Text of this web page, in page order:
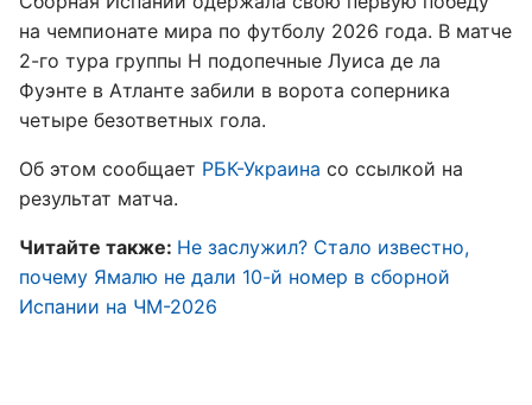
на чемпионате мира по футболу 2026 года. В матче
2-го тура группы H подопечные Луиса де ла
Фуэнте в Атланте забили в ворота соперника
четыре безответных гола.
Об этом сообщает РБК-Украина со ссылкой на
результат матча.
Читайте также: Не заслужил? Стало известно,
почему Ямалю не дали 10-й номер в сборной
Испании на ЧМ-2026